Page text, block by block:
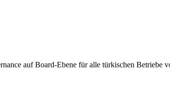
auf Board-Ebene für alle türkischen Betriebe